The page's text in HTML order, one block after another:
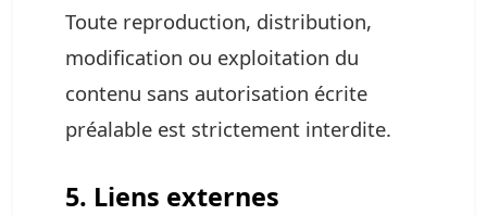
Toute reproduction, distribution,
modification ou exploitation du
contenu sans autorisation écrite
préalable est strictement interdite.
5. Liens externes